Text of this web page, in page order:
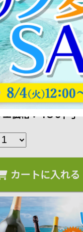
ッグ窓付 1本用 ワイン
持ち運びもおしゃれ
ンバッグ窓付 1
4520529071221 販売日
ント進呈
価格：480円
カートに入れる